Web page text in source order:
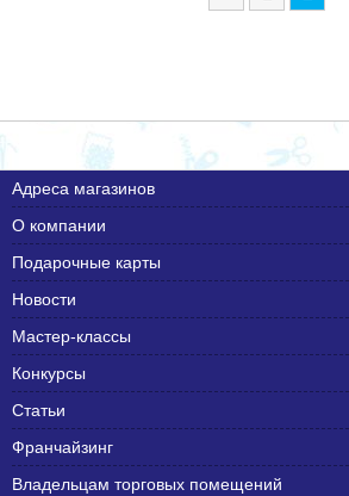
Адреса магазинов
О компании
Подарочные карты
Новости
Мастер-классы
Конкурсы
Статьи
Франчайзинг
Владельцам торговых помещений